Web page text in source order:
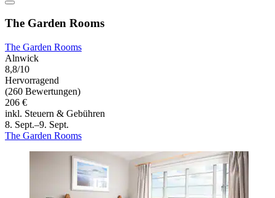
The Garden Rooms
The Garden Rooms
Alnwick
8,8/10
Hervorragend
(260 Bewertungen)
206 €
inkl. Steuern & Gebühren
8. Sept.–9. Sept.
The Garden Rooms